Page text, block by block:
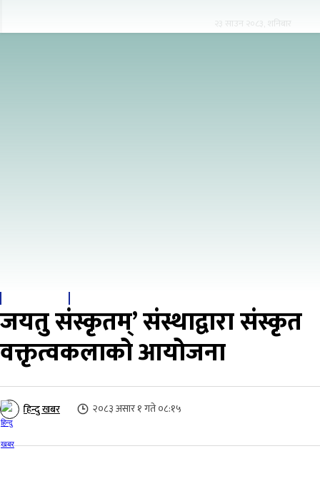
२३ साउन २०८३, शनिबार
जयतु संस्कृतम्’ संस्थाद्वारा संस्कृत
वक्तृत्वकलाको आयोजना
हिन्दु खबर २०८३ असार १ गते ०८:१५